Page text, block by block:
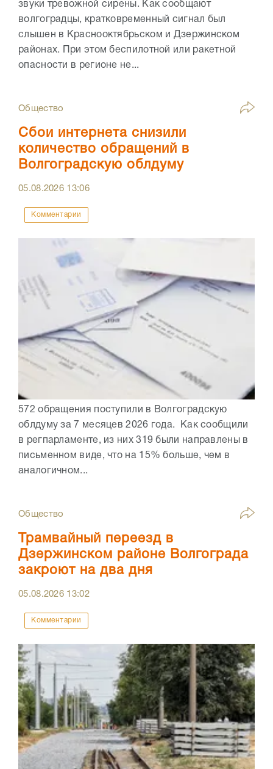
звуки тревожной сирены. Как сообщают
волгоградцы, кратковременный сигнал был
слышен в Краснооктябрьском и Дзержинском
районах. При этом беспилотной или ракетной
опасности в регионе не...
Общество
Сбои интернета снизили
количество обращений в
Волгоградскую облдуму
05.08.2026 13:06
Комментарии
572 обращения поступили в Волгоградскую
облдуму за 7 месяцев 2026 года. Как сообщили
в регпарламенте, из них 319 были направлены в
письменном виде, что на 15% больше, чем в
аналогичном...
Общество
Трамвайный переезд в
Дзержинском районе Волгограда
закроют на два дня
05.08.2026 13:02
Комментарии